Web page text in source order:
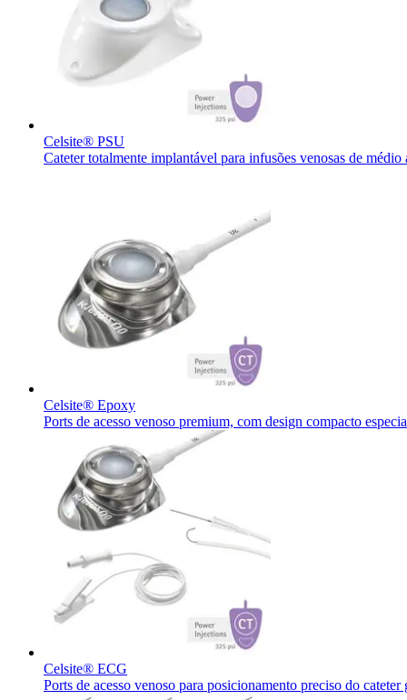
Catálogo de Produtos
Encontre o produto que está procurando. ​Visite o catálogo de
Programa Celebrar
O Programa Celebrar é o Programa de Suporte ao Paciente
Encontre uma vaga
Descubra suas oportunidades de ​carreira na B. Braun.
Vamos impulsionar a inovação em ​tecnologia médica juntos.
Celsite® PSU
Cateter totalmente implantável para infusões venosas de médio
Celsite® Epoxy
Ports de acesso venoso premium, com design compacto
Celsite® ECG
Ports de acesso venoso para posicionamento preciso do